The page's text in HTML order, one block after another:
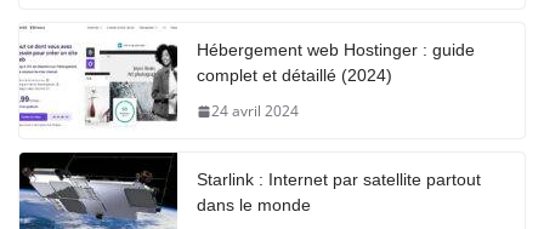
Hébergement web Hostinger : guide
complet et détaillé (2024)
24 avril 2024
Starlink : Internet par satellite partout
dans le monde